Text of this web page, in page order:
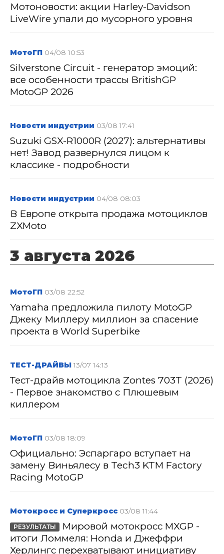
Мотоновости: акции Harley-Davidson
LiveWire упали до мусорного уровня
МотоГП 04/08 10:53
Silverstone Circuit - генератор эмоций:
все особенности трассы BritishGP
MotoGP 2026
Новости индустрии 03/08 17:41
Suzuki GSX-R1000R (2027): альтернативы
нет! Завод развернулся лицом к
классике - подробности
Новости индустрии 04/08 08:03
В Европе открыта продажа мотоциклов
ZXMoto
3 августа 2026
МотоГП 03/08 22:52
Yamaha предложила пилоту MotoGP
Джеку Миллеру миллион за спасение
проекта в World Superbike
ТЕСТ-ДРАЙВЫ 13/07 14:13
Тест-драйв мотоцикла Zontes 703T (2026)
- Первое знакомство с Плюшевым
киллером
МотоГП 03/08 18:09
Официально: Эспаргаро вступает на
замену Виньялесу в Tech3 KTM Factory
Racing MotoGP
Мотокросс и Суперкросс 03/08 11:44
РЕЗУЛЬТАТЫ
Мировой мотокросс MXGP -
итоги Ломмеля: Honda и Джеффри
Херлингс перехватывают инициативу